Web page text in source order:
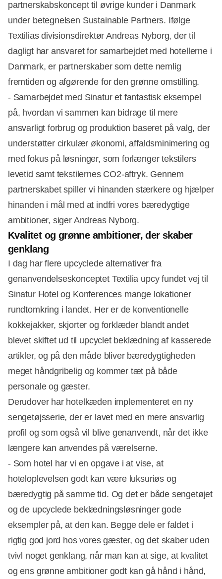
partnerskabskoncept til øvrige kunder i Danmark
under betegnelsen Sustainable Partners. Ifølge
Textilias divisionsdirektør Andreas Nyborg, der til
dagligt har ansvaret for samarbejdet med hotellerne i
Danmark, er partnerskaber som dette nemlig
fremtiden og afgørende for den grønne omstilling.
- Samarbejdet med Sinatur et fantastisk eksempel
på, hvordan vi sammen kan bidrage til mere
ansvarligt forbrug og produktion baseret på valg, der
understøtter cirkulær økonomi, affaldsminimering og
med fokus på løsninger, som forlænger tekstilers
levetid samt tekstilernes CO2-aftryk. Gennem
partnerskabet spiller vi hinanden stærkere og hjælper
hinanden i mål med at indfri vores bæredygtige
ambitioner, siger Andreas Nyborg.
Kvalitet og grønne ambitioner, der skaber
genklang
I dag har flere upcyclede alternativer fra
genanvendelseskonceptet Textilia upcy fundet vej til
Sinatur Hotel og Konferences mange lokationer
rundtomkring i landet. Her er de konventionelle
kokkejakker, skjorter og forklæder blandt andet
blevet skiftet ud til upcyclet beklædning af kasserede
artikler, og på den måde bliver bæredygtigheden
meget håndgribelig og kommer tæt på både
personale og gæster.
Derudover har hotelkæden implementeret en ny
sengetøjsserie, der er lavet med en mere ansvarlig
profil og som også vil blive genanvendt, når det ikke
længere kan anvendes på værelserne.
- Som hotel har vi en opgave i at vise, at
hoteloplevelsen godt kan være luksuriøs og
bæredygtig på samme tid. Og det er både sengetøjet
og de upcyclede beklædningsløsninger gode
eksempler på, at den kan. Begge dele er faldet i
rigtig god jord hos vores gæster, og det skaber uden
tvivl noget genklang, når man kan at sige, at kvalitet
og ens grønne ambitioner godt kan gå hånd i hånd,